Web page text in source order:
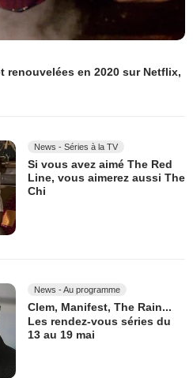
renouvelées en 2020 sur Netflix,
News - Séries à la TV
Si vous avez aimé The Red
Line, vous aimerez aussi The
Chi
News - Au programme
Clem, Manifest, The Rain...
Les rendez-vous séries du
13 au 19 mai